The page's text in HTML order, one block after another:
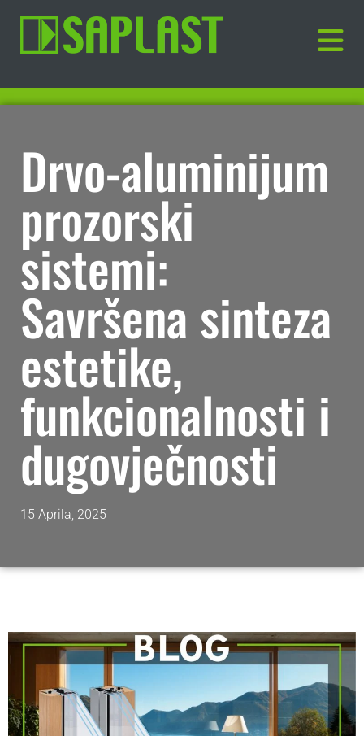
Drvo-aluminijum
prozorski
sistemi:
Savršena sinteza
estetike,
funkcionalnosti i
dugovječnosti
15 Aprila, 2025